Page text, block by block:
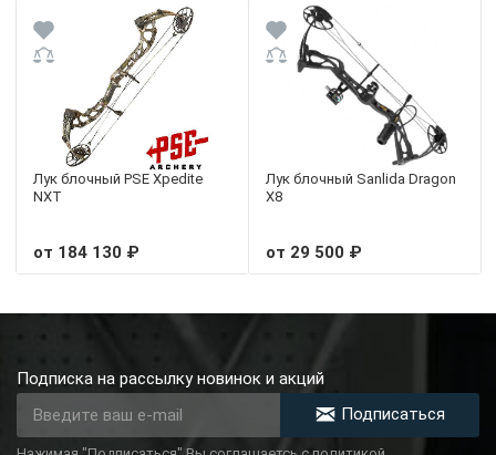
Лук блочный PSE Xpedite
NXT
от 184 130 ₽
Лук блочный Sanlida Dragon
X8
от 29 500 ₽
Подписка на рассылку новинок и акций
Подписаться